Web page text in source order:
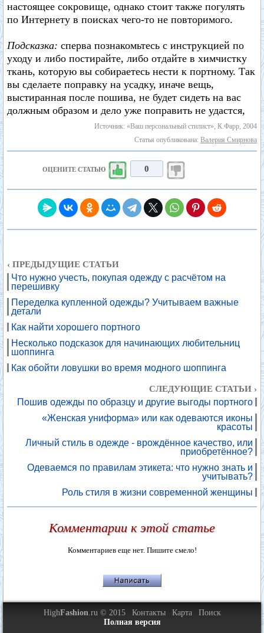
настоящее сокровище, однако стоит также погулять
по Интернету в поисках чего-то не повторимого.
Подсказка: сперва познакомьтесь с инструкцией по
уходу и либо постирайте, либо отдайте в химчистку
ткань, которую вы собираетесь нести к портному. Так
вы сделаете поправку на усадку, иначе вещь,
выстиранная после пошива, не будет сидеть на вас
должным образом и дело уже поправить не удастся,
Источник: «Ваш персональный стилист», К.Фарр, 2004
Статья опубликована: Валерия Смирнова
ОЦЕНИТЕ СТАТЬЮ 0
‹ ПРЕДЫДУЩИЕ СТАТЬИ
Что нужно учесть, покупая одежду с расчётом на
перешивку
Переделка купленной одежды? Учитываем важные
детали
Как найти хорошего портного
Несколько подсказок для начинающих любительниц
шоппинга
Как обойти ловушки во время модного шоппинга
СЛЕДУЮЩИЕ СТАТЬИ ›
Пошив одежды по образцу и другие выгоды портного
«Женская униформа» или как одеваются иконы
красоты
Личный стиль в одежде - врождённое качество, или
приобретённое?
Одеваемся по правилам этикета: что нужно знать и
учитывать?
Роль стиля в жизни современной женщины
Комментарии к этой статье
Комментариев еще нет. Пишите смело!
HighFashion.ru © 2015 Контакты Карта
Поиск
Полная версия